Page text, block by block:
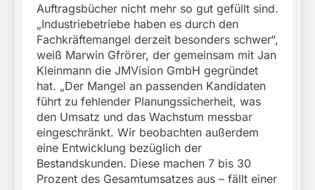
Auftragsbücher nicht mehr so gut gefüllt sind.
„Industriebetriebe haben es durch den
Fachkräftemangel derzeit besonders schwer“,
weiß Marwin Gfrörer, der gemeinsam mit Jan
Kleinmann die JMVision GmbH gegründet
hat. „Der Mangel an passenden Kandidaten
führt zu fehlender Planungssicherheit, was
den Umsatz und das Wachstum messbar
eingeschränkt. Wir beobachten außerdem
eine Entwicklung bezüglich der
Bestandskunden. Diese machen 7 bis 30
Prozent des Gesamtumsatzes aus – fällt einer